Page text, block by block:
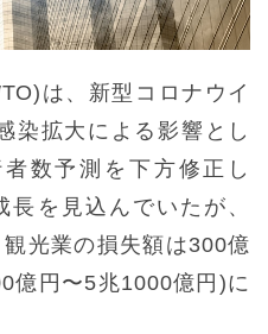
は、新型コロナウイ
染拡大による影響とし
数予測を下方修正し
を見込んでいたが、
光業の損失額は300億
億円〜5兆1000億円)に